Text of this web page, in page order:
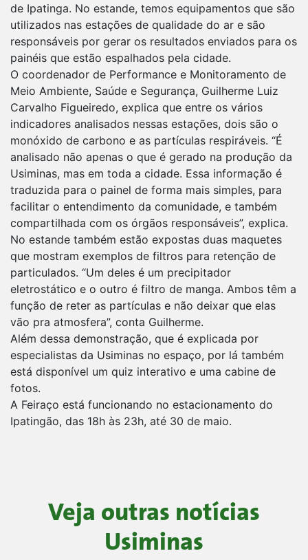
de Ipatinga. No estande, temos equipamentos que são
utilizados nas estações de qualidade do ar e são
responsáveis por gerar os resultados enviados para os
painéis que estão espalhados pela cidade.
O coordenador de Performance e Monitoramento de
Meio Ambiente, Saúde e Segurança, Guilherme Luiz
Carvalho Figueiredo, explica que entre os vários
indicadores analisados nessas estações, dois são o
monóxido de carbono e as partículas respiráveis. “É
analisado não apenas o que é gerado na produção da
Usiminas, mas em toda a cidade. Essa informação é
traduzida para o painel de forma mais simples, para
facilitar o entendimento da comunidade, e também
compartilhada com os órgãos responsáveis”, explica.
No estande também estão expostas duas maquetes
que mostram exemplos de filtros para retenção de
particulados. “Um deles é um precipitador
eletrostático e o outro é filtro de manga. Ambos têm a
função de reter as partículas e não deixar que elas
vão pra atmosfera”, conta Guilherme.
Além dessa demonstração, que é explicada por
especialistas da Usiminas no espaço, por lá também
está disponível um quiz interativo e uma cabine de
fotos.
A Feiraço está funcionando no estacionamento do
Ipatingão, das 18h às 23h, até 30 de maio.
Veja outras notícias
Usiminas